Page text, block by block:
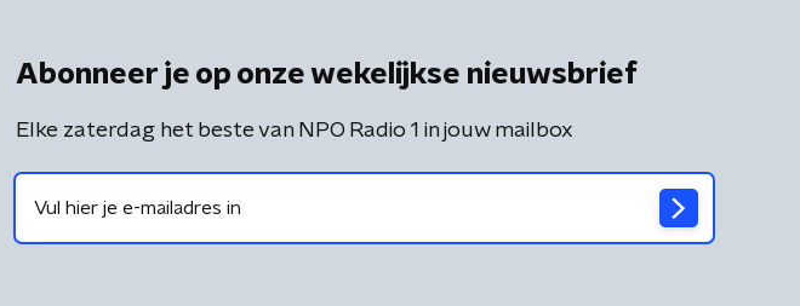
Abonneer je op onze wekelijkse nieuwsbrief
Elke zaterdag het beste van NPO Radio 1 in jouw mailbox